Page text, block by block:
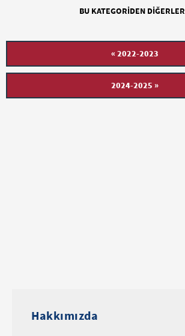
BU KATEGORIDEN
« 2022-2023
2024-2025 »
Hakkımızda